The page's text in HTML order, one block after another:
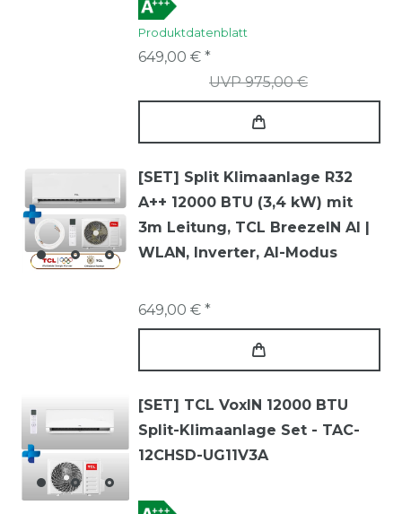
Produktdatenblatt
UVP 975,00 €
649,00 € *
[SET] Split Klimaanlage R32
A++ 12000 BTU (3,4 kW) mit
3m Leitung, TCL BreezeIN AI |
WLAN, Inverter, AI-Modus
649,00 € *
[SET] TCL VoxIN 12000 BTU
Split-Klimaanlage Set - TAC-
12CHSD-UG11V3A